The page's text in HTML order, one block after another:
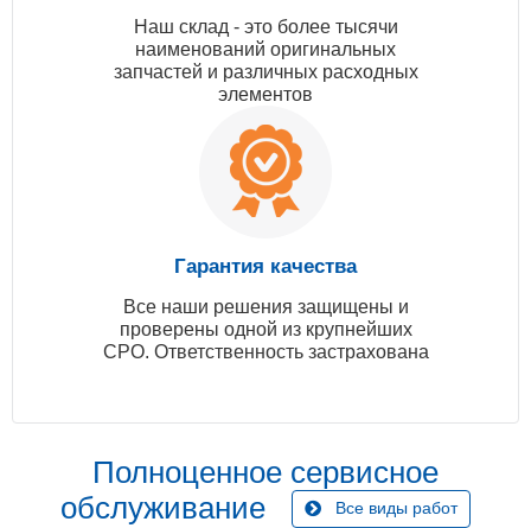
Наш склад - это более тысячи
наименований оригинальных
запчастей и различных расходных
элементов
Гарантия качества
Все наши решения защищены и
проверены одной из крупнейших
СРО. Ответственность застрахована
Полноценное сервисное
обслуживание
Все виды работ